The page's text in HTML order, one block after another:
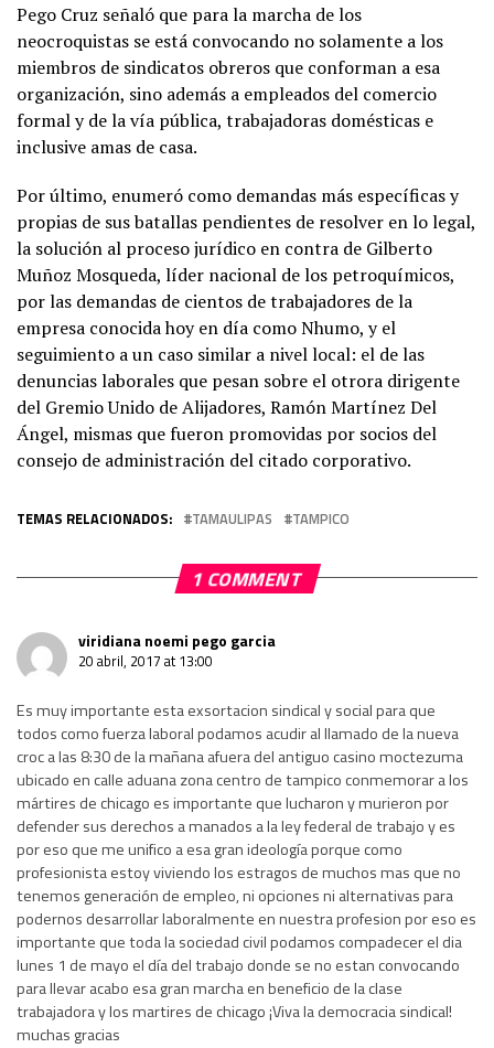
Pego Cruz señaló que para la marcha de los
neocroquistas se está convocando no solamente a los
miembros de sindicatos obreros que conforman a esa
organización, sino además a empleados del comercio
formal y de la vía pública, trabajadoras domésticas e
inclusive amas de casa.
Por último, enumeró como demandas más específicas y
propias de sus batallas pendientes de resolver en lo legal,
la solución al proceso jurídico en contra de Gilberto
Muñoz Mosqueda, líder nacional de los petroquímicos,
por las demandas de cientos de trabajadores de la
empresa conocida hoy en día como Nhumo, y el
seguimiento a un caso similar a nivel local: el de las
denuncias laborales que pesan sobre el otrora dirigente
del Gremio Unido de Alijadores, Ramón Martínez Del
Ángel, mismas que fueron promovidas por socios del
consejo de administración del citado corporativo.
TEMAS RELACIONADOS: TAMAULIPAS TAMPICO
1 COMMENT
viridiana noemi pego garcia
20 abril, 2017 at 13:00
Es muy importante esta exsortacion sindical y social para que
todos como fuerza laboral podamos acudir al llamado de la nueva
croc a las 8:30 de la mañana afuera del antiguo casino moctezuma
ubicado en calle aduana zona centro de tampico conmemorar a los
mártires de chicago es importante que lucharon y murieron por
defender sus derechos a manados a la ley federal de trabajo y es
por eso que me unifico a esa gran ideología porque como
profesionista estoy viviendo los estragos de muchos mas que no
tenemos generación de empleo, ni opciones ni alternativas para
podernos desarrollar laboralmente en nuestra profesion por eso es
importante que toda la sociedad civil podamos compadecer el dia
lunes 1 de mayo el día del trabajo donde se no estan convocando
para llevar acabo esa gran marcha en beneficio de la clase
trabajadora y los martires de chicago ¡Viva la democracia sindical!
muchas gracias